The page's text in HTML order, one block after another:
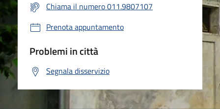
Chiama il numero 011.9807107
Prenota appuntamento
Problemi in città
Segnala disservizio